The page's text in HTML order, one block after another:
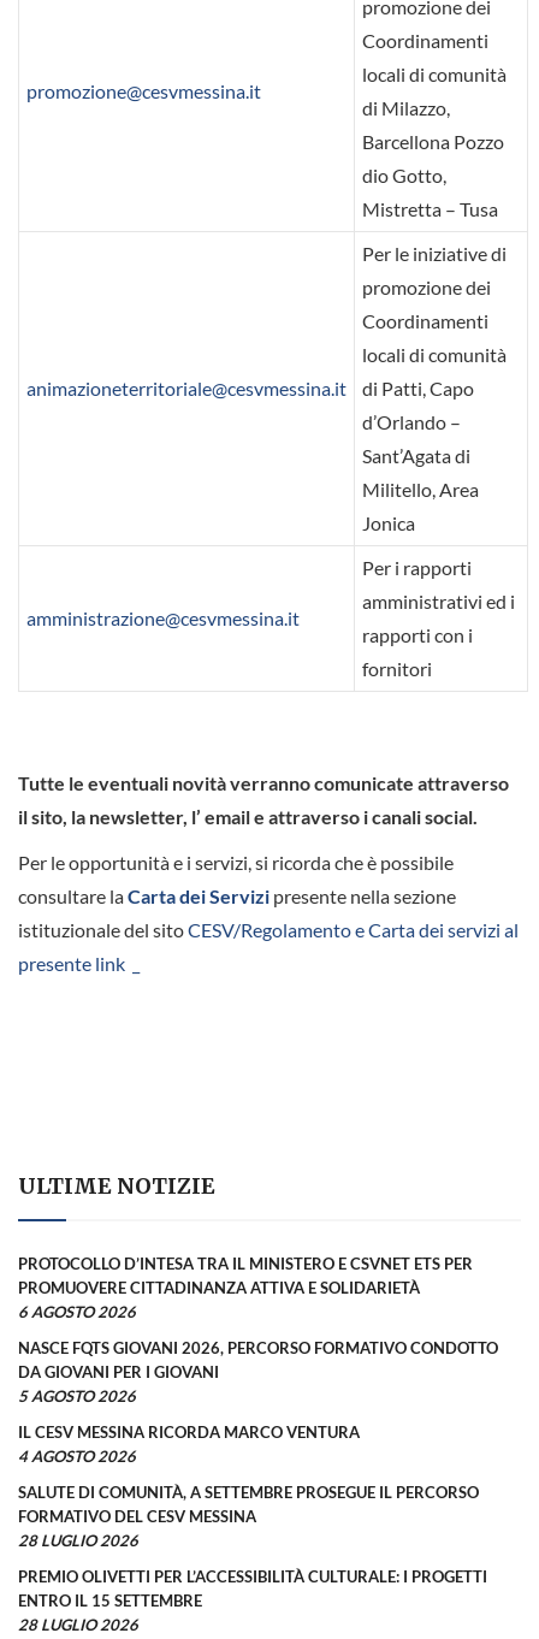
promozione@cesvmessina.it
promozione dei
Coordinamenti
locali di comunità
di Milazzo,
Barcellona Pozzo
dio Gotto,
Mistretta – Tusa
animazioneterritoriale@cesvmessina.it
Per le iniziative di
promozione dei
Coordinamenti
locali di comunità
di Patti, Capo
d’Orlando –
Sant’Agata di
Militello, Area
Jonica
amministrazione@cesvmessina.it
Per i rapporti
amministrativi ed i
rapporti con i
fornitori
Tutte le eventuali novità verranno comunicate attraverso
il sito, la newsletter, l’ email e attraverso i canali social.
Per le opportunità e i servizi, si ricorda che è possibile
consultare laCarta dei Servizi presente nella sezione
istituzionale del sitoCESV/Regolamento e Carta dei servizi al
presente link _
ULTIME NOTIZIE
PROTOCOLLO D’INTESA TRA IL MINISTERO E CSVNET ETS PER
PROMUOVERE CITTADINANZA ATTIVA E SOLIDARIETÀ
6 AGOSTO 2026
NASCE FQTS GIOVANI 2026, PERCORSO FORMATIVO CONDOTTO
DA GIOVANI PER I GIOVANI
5 AGOSTO 2026
IL CESV MESSINA RICORDA MARCO VENTURA
4 AGOSTO 2026
SALUTE DI COMUNITÀ, A SETTEMBRE PROSEGUE IL PERCORSO
FORMATIVO DEL CESV MESSINA
28 LUGLIO 2026
PREMIO OLIVETTI PER L’ACCESSIBILITÀ CULTURALE: I PROGETTI
ENTRO IL 15 SETTEMBRE
28 LUGLIO 2026